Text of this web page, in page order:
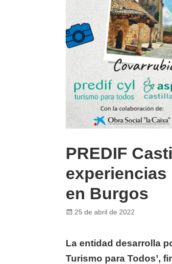
PREDIF
en Burgos
Posted
25 de abril de 2022
La entidad desarrolla
Turismo para Todos’,